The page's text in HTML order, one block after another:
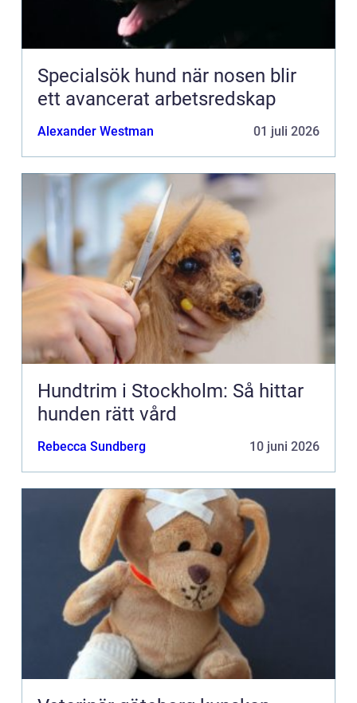
Specialsök hund när nosen blir
ett avancerat arbetsredskap
Alexander Westman 01 juli 2026
Hundtrim i Stockholm: Så hittar
hunden rätt vård
Rebecca Sundberg 10 juni 2026